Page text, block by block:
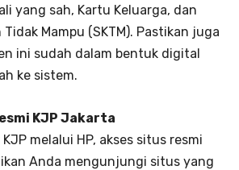
yang sah, Kartu Keluarga, dan
Mampu (SKTM). Pastikan juga
ini sudah dalam bentuk digital
ke sistem.
KJP Jakarta
melalui HP, akses situs resmi
Anda mengunjungi situs yang